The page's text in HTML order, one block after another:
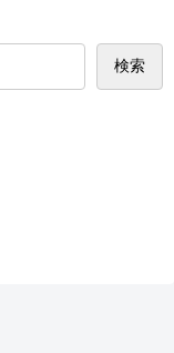
検索